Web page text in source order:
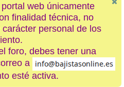
c
a
web únicamente
finalidad técnica, no
personal de los
foro, debes tener una
a
esté activa.